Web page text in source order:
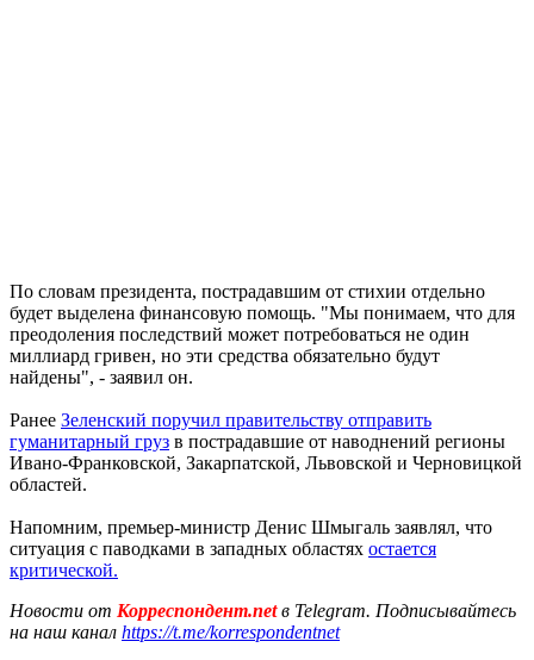
По словам президента, пострадавшим от стихии отдельно
будет выделена финансовую помощь. "Мы понимаем, что для
преодоления последствий может потребоваться не один
миллиард гривен, но эти средства обязательно будут
найдены", - заявил он.
Ранее Зеленский поручил правительству отправить
гуманитарный груз в пострадавшие от наводнений регионы
Ивано-Франковской, Закарпатской, Львовской и Черновицкой
областей.
Напомним, премьер-министр Денис Шмыгаль заявлял, что
ситуация с паводками в западных областях остается
критической.
Новости от Корреспондент.netв Telegram. Подписывайтесь
на наш канал https://t.me/korrespondentnet